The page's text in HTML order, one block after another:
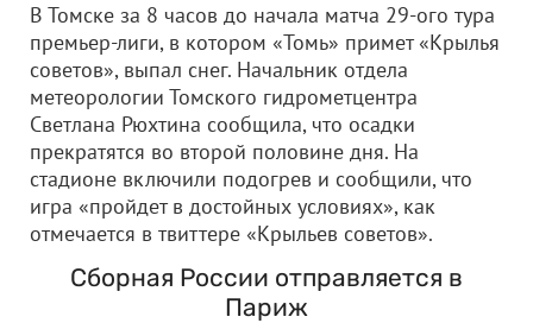
В Томске за 8 часов до начала матча 29-ого тура
премьер-лиги, в котором «Томь» примет «Крылья
советов», выпал снег. Начальник отдела
метеорологии Томского гидрометцентра
Светлана Рюхтина сообщила, что осадки
прекратятся во второй половине дня. На
стадионе включили подогрев и сообщили, что
игра «пройдет в достойных условиях», как
отмечается в твиттере «Крыльев советов».
Сборная России отправляется в
Париж